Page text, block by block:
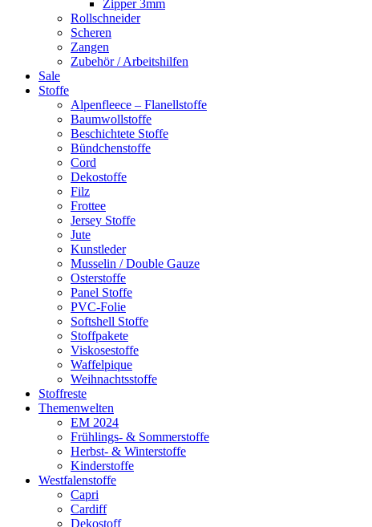
Zipper 3mm
Rollschneider
Scheren
Zangen
Zubehör / Arbeitshilfen
Sale
Stoffe
Alpenfleece – Flanellstoffe
Baumwollstoffe
Beschichtete Stoffe
Bündchenstoffe
Cord
Dekostoffe
Filz
Frottee
Jersey Stoffe
Jute
Kunstleder
Musselin / Double Gauze
Osterstoffe
Panel Stoffe
PVC-Folie
Softshell Stoffe
Stoffpakete
Viskosestoffe
Waffelpique
Weihnachtsstoffe
Stoffreste
Themenwelten
EM 2024
Frühlings- & Sommerstoffe
Herbst- & Winterstoffe
Kinderstoffe
Westfalenstoffe
Capri
Cardiff
Dekostoff